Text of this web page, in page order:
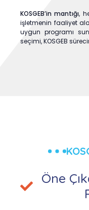
KOSGEB’in mantığı,
işletmenin faaliyet
uygun programı
seçimi, KOSGEB
Öne